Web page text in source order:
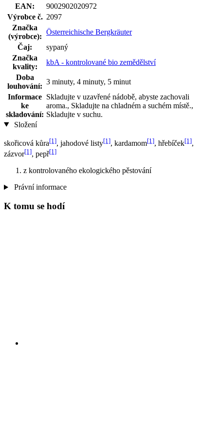
EAN:
9002902020972
Výrobce č. 2097
Značka
(výrobce):
Österreichische Bergkräuter
Čaj:
sypaný
Značka
kvality:
kbA - kontrolované bio zemědělství
Doba
louhování:
3 minuty, 4 minuty, 5 minut
Informace
ke
skladování:
Skladujte v uzavřené nádobě, abyste zachovali
aroma., Skladujte na chladném a suchém místě.,
Skladujte v suchu.
Složení
skořicová kůra[1], jahodové listy[1], kardamom[1], hřebíček[1],
zázvor[1], pepř[1]
z kontrolovaného ekologického pěstování
Právní informace
K tomu se hodí